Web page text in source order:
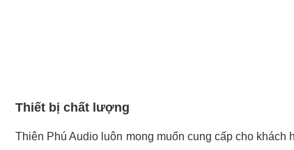
Thiết bị chất lượng
Thiên Phú Audio luôn mong muốn cung cấp cho